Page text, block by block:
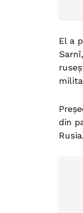
El a
din
Rusia.